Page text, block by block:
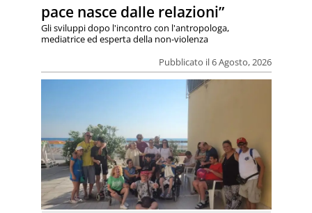
pace nasce dalle relazioni”
Pubblicato il 6 Agosto, 2026
Gli sviluppi dopo l'incontro con l'antropologa,
mediatrice ed esperta della non-violenza